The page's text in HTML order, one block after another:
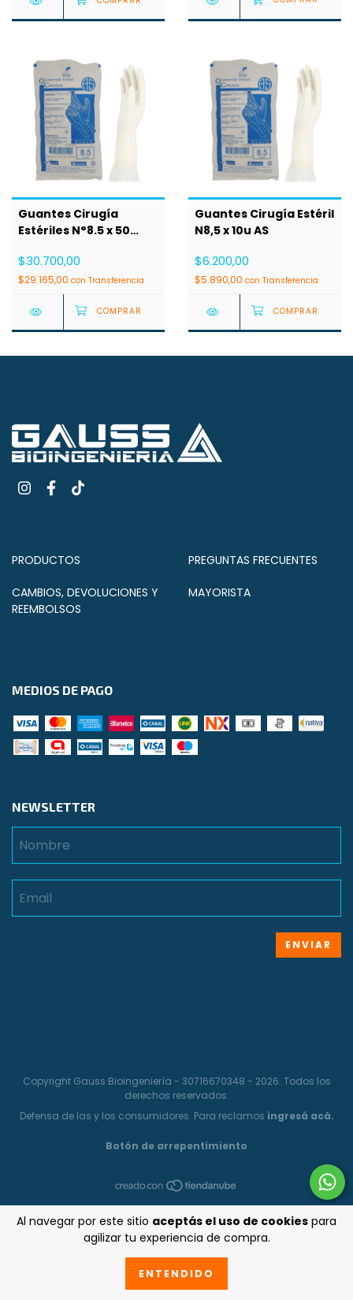
Al navegar por este sitio aceptás el uso de cookies para
agilizar tu experiencia de compra.
ENTENDIDO
Guantes Cirugía
Estériles N°8.5 x 50
$30.700,00
$29.165,00 con Transferencia
Guantes Cirugía Estéril
N8,5 x 10u AS
$6.200,00
$5.890,00 con Transferencia
PRODUCTOS PREGUNTAS FRECUENTES
CAMBIOS, DEVOLUCIONES Y
REEMBOLSOS
MAYORISTA
MEDIOS DE PAGO
NEWSLETTER
Copyright Gauss Bioingeniería - 30716670348 - 2026. Todos los
derechos reservados.
Defensa de las y los consumidores. Para reclamos ingresá acá.
Botón de arrepentimiento